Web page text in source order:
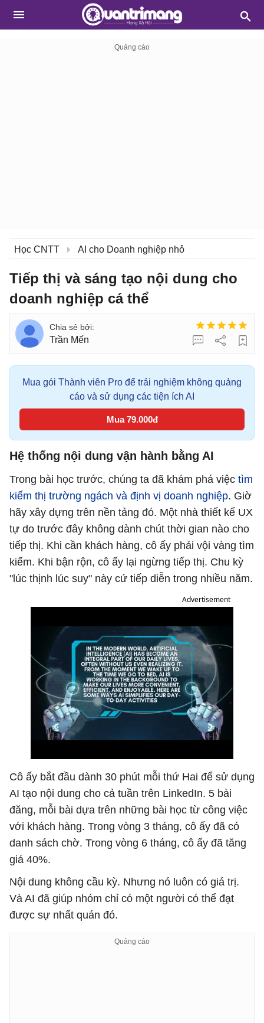
Học CNTT AI cho Doanh nghiệp nhỏ
Tiếp thị và sáng tạo nội dung cho
doanh nghiệp cá thể
Trần Mến
Mua gói Thành viên Pro để trải nghiệm không quảng
cáo và sử dụng các tiện ích AI
Mua 79.000đ
Hệ thống nội dung vận hành bằng AI
Trong bài học trước, chúng ta đã khám phá việc tìm
kiếm thị trường ngách và định vị doanh nghiệp. Giờ
hãy xây dựng trên nền tảng đó. Một nhà thiết kế UX
tự do trước đây không dành chút thời gian nào cho
tiếp thị. Khi cần khách hàng, cô ấy phải vội vàng tìm
kiếm. Khi bận rộn, cô ấy lại ngừng tiếp thị. Chu kỳ
"lúc thịnh lúc suy" này cứ tiếp diễn trong nhiều năm.
Advertisement
Cô ấy bắt đầu dành 30 phút mỗi thứ Hai để sử dụng
AI tạo nội dung cho cả tuần trên LinkedIn. 5 bài
đăng, mỗi bài dựa trên những bài học từ công việc
với khách hàng. Trong vòng 3 tháng, cô ấy đã có
danh sách chờ. Trong vòng 6 tháng, cô ấy đã tăng
giá 40%.
Nội dung không cầu kỳ. Nhưng nó luôn có giá trị.
Và AI đã giúp nhóm chỉ có một người có thể đạt
được sự nhất quán đó.